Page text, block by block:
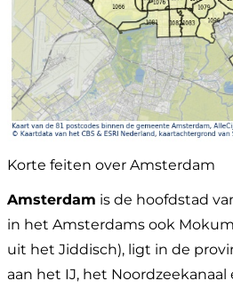
Korte feiten over Amsterdam
Amsterdam is de hoofdstad
in het Amsterdams ook
uit het Jiddisch), ligt in de
aan het IJ, het